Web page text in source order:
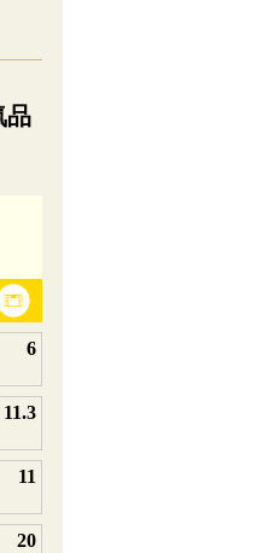
為視覺預覽，完整即時